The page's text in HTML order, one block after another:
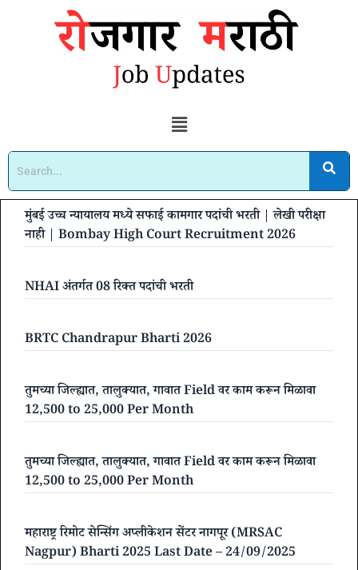
मुंबई उच्च न्यायालय मध्ये सफाई कामगार पदांची भरती | लेखी परीक्षा
नाही | Bombay High Court Recruitment 2026
NHAI अंतर्गत 08 रिक्त पदांची भरती
BRTC Chandrapur Bharti 2026
तुमच्या जिल्ह्यात, तालुक्यात, गावात Field वर काम करून मिळावा
12,500 to 25,000 Per Month
तुमच्या जिल्ह्यात, तालुक्यात, गावात Field वर काम करून मिळावा
12,500 to 25,000 Per Month
महाराष्ट्र रिमोट सेन्सिंग अप्लीकेशन सेंटर नागपूर (MRSAC
Nagpur) Bharti 2025 Last Date – 24/09/2025